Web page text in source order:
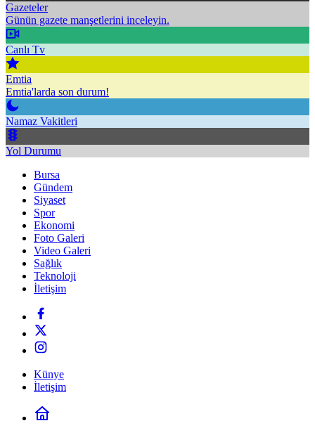
Gazeteler
Günün gazete manşetlerini inceleyin.
Canlı Tv
Emtia
Emtia'larda son durum!
Namaz Vakitleri
Yol Durumu
Bursa
Gündem
Siyaset
Spor
Ekonomi
Foto Galeri
Video Galeri
Sağlık
Teknoloji
İletişim
Künye
İletişim